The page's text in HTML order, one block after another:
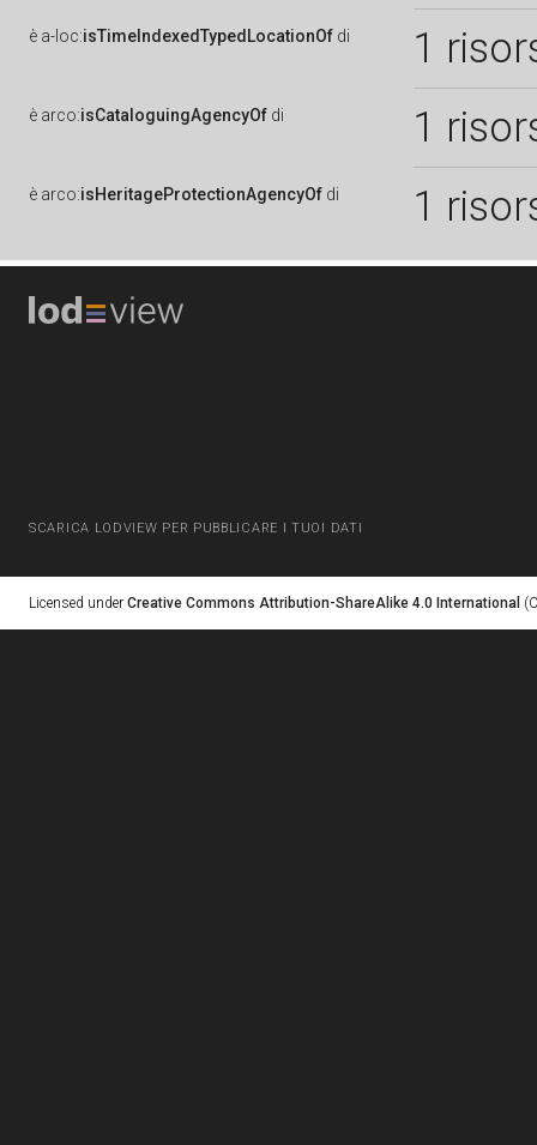
è a-loc:isTimeIndexedTypedLocationOf di 1
è arco:isCataloguingAgencyOf di 1
è arco:isHeritageProtectionAgencyOf di 1
SCARICA LODVIEW PER PUBBLICARE I TUOI DATI
Licensed under Creative Commons Attribution-ShareAlike 4.0 International